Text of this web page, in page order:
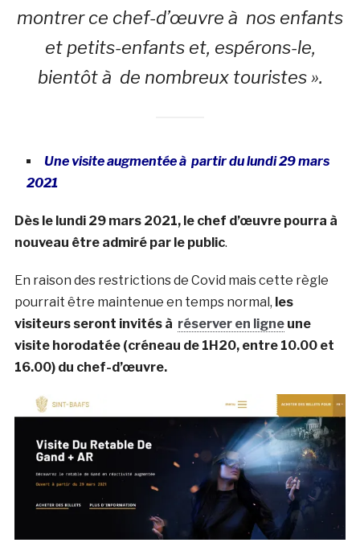
montrer ce chef-d’œuvre à nos enfants
et petits-enfants et, espérons-le,
bientôt à de nombreux touristes ».
Une visite augmentée à partir du lundi 29 mars
2021
Dès le lundi 29 mars 2021, le chef d’œuvre pourra à
nouveau être admiré par le public.
En raison des restrictions de Covid mais cette règle
pourrait être maintenue en temps normal, les
visiteurs seront invités à réserver en ligneune
visite horodatée (créneau de 1H20, entre 10.00 et
16.00) du chef-d’œuvre.